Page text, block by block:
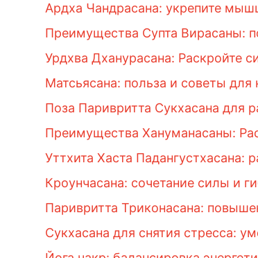
Ардха Чандрасана: укрепите
Преимущества Супта Вирасаны:
Урдхва Дханурасана: Раскройте
Матсьясана: польза и советы
Поза Паривритта Сукхасана для
Преимущества Хануманасаны:
Уттхита Хаста Падангустхасана:
Кроунчасана: сочетание силы и
Паривритта Триконасана:
Сукхасана для снятия стресса: